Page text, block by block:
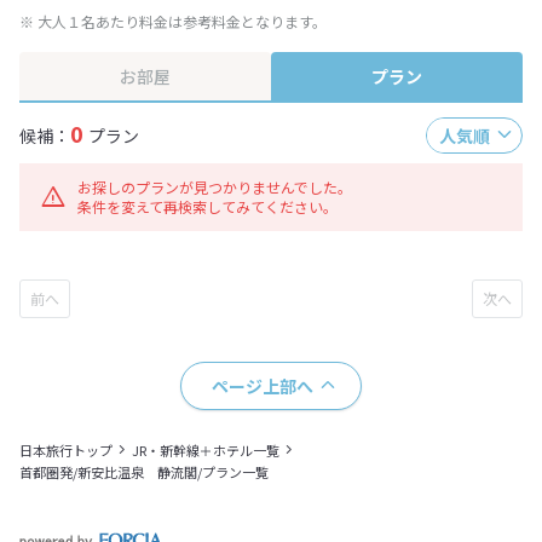
※ 大人１名あたり料金は参考料金となります。
お部屋 プラン
候補： 0 プラン 人気順
お探しのプランが見つかりませんでした。
条件を変えて再検索してみてください。
ページ上部へ
日本旅行トップ
JR・新幹線＋ホテル一覧
首都圏発/新安比温泉 静流閣/プラン一覧